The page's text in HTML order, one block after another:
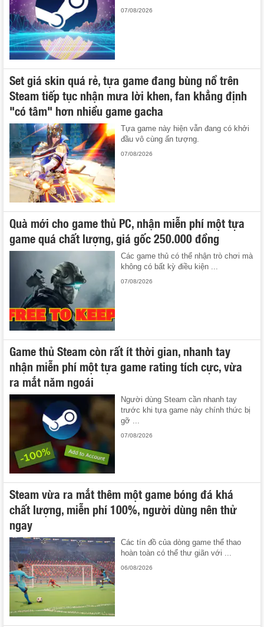
07/08/2026
Set giá skin quá rẻ, tựa game đang bùng nổ trên
Steam tiếp tục nhận mưa lời khen, fan khẳng định
"có tâm" hơn nhiều game gacha
Tựa game này hiện vẫn đang có khởi
đầu vô cùng ấn tượng.
07/08/2026
Quà mới cho game thủ PC, nhận miễn phí một tựa
game quá chất lượng, giá gốc 250.000 đồng
Các game thủ có thể nhận trò chơi mà
không có bất kỳ điều kiện ...
07/08/2026
Game thủ Steam còn rất ít thời gian, nhanh tay
nhận miễn phí một tựa game rating tích cực, vừa
ra mắt năm ngoái
Người dùng Steam cần nhanh tay
trước khi tựa game này chính thức bị
gỡ ...
07/08/2026
Steam vừa ra mắt thêm một game bóng đá khá
chất lượng, miễn phí 100%, người dùng nên thử
ngay
Các tín đồ của dòng game thể thao
hoàn toàn có thể thư giãn với ...
06/08/2026